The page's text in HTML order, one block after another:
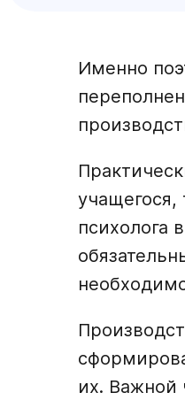
Именно
учащегося,
психолога
их. Важной